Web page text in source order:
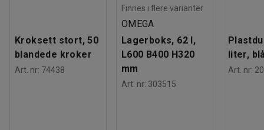
Kroksett stort, 50
blandede kroker
Art. nr: 74438
Finnes i flere varianter
OMEGA
Lagerboks, 62 l,
L600 B400 H320
mm
Art. nr: 303515
liter,
Art. nr: